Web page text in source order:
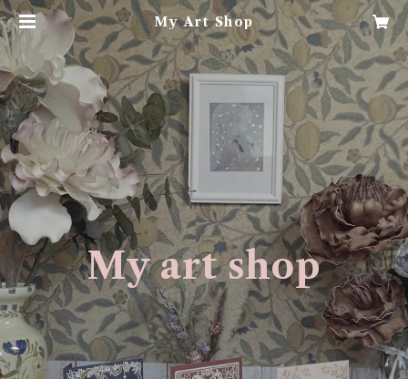
My Art Shop
My art shop